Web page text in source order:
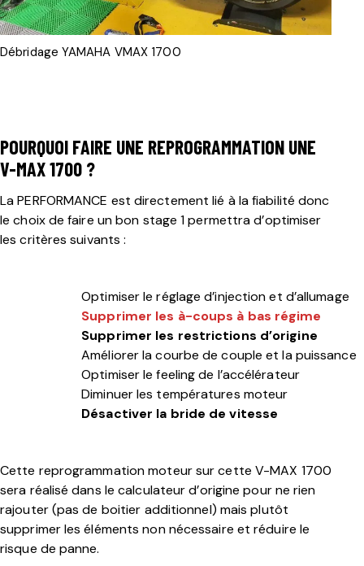
Débridage YAMAHA VMAX 1700
POURQUOI FAIRE UNE REPROGRAMMATION UNE
V-MAX 1700 ?
La PERFORMANCE est directement lié à la fiabilité donc
le choix de faire un bon stage 1 permettra d’optimiser
les critères suivants :
Optimiser le réglage d’injection et d’allumage
Supprimer les à-coups à bas régime
Supprimer les restrictions d’origine
Améliorer la courbe de couple et la puissance
Optimiser le feeling de l’accélérateur
Diminuer les températures moteur
Désactiver la bride de vitesse
Cette reprogrammation moteur sur cette V-MAX 1700
sera réalisé dans le calculateur d’origine pour ne rien
rajouter (pas de boitier additionnel) mais plutôt
supprimer les éléments non nécessaire et réduire le
risque de panne.